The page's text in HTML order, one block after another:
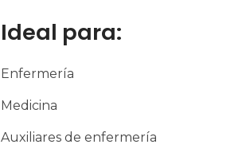
Ideal para:
Enfermería
Medicina
Auxiliares de enfermería